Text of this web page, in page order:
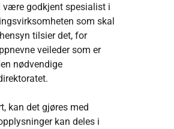
godkjent spesialist i
som skal
tilsier det, for
veileder som er
nødvendige
kan det gjøres med
kan deles i